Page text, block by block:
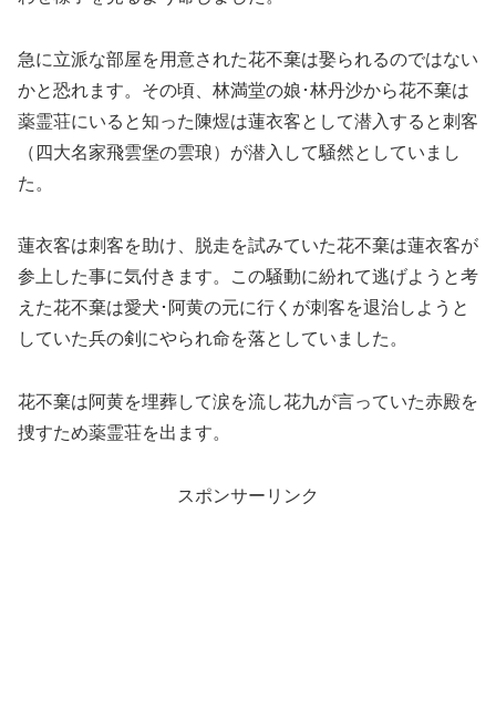
急に立派な部屋を用意された花不棄は娶られるのではない
かと恐れます。その頃、林満堂の娘･林丹沙から花不棄は
薬霊荘にいると知った陳煜は蓮衣客として潜入すると刺客
（四大名家飛雲堡の雲琅）が潜入して騒然としていまし
た。
蓮衣客は刺客を助け、脱走を試みていた花不棄は蓮衣客が
参上した事に気付きます。この騒動に紛れて逃げようと考
えた花不棄は愛犬･阿黄の元に行くが刺客を退治しようと
していた兵の剣にやられ命を落としていました。
花不棄は阿黄を埋葬して涙を流し花九が言っていた赤殿を
捜すため薬霊荘を出ます。
スポンサーリンク